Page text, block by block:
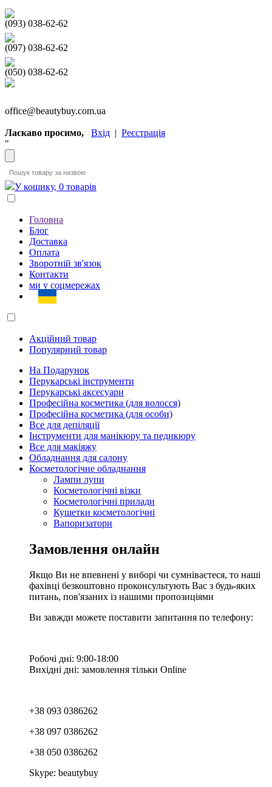
(093) 038-62-62
(097) 038-62-62
(050) 038-62-62
office@beautybuy.com.ua
Ласкаво просимо, Вхід | Реєстрація
"
У кошику, 0 товарів
Головна
Блог
Доставка
Оплата
Зворотній зв'язок
Контакти
ми у соцмережах
Акційний товар
Популярний товар
На Подарунок
Перукарські інструменти
Перукарські аксесуари
Професійна косметика (для волосся)
Професійна косметика (для особи)
Все для депіляції
Інструменти для манікюру та педикюру
Все для макіяжу
Обладнання для салону
Косметологічне обладнання
Лампи лупи
Косметологічні візки
Косметологічні прилади
Кушетки косметологічні
Вапоризатори
Замовлення онлайн
Якщо Ви не впевнені у виборі чи сумніваєтеся, то наші
фахівці безкоштовно проконсультують Вас з будь-яких
питань, пов'язаних із нашими пропозиціями
Ви завжди можете поставити запитання по телефону:
Робочі дні: 9:00-18:00
Вихідні дні: замовлення тільки Online
+38 093 0386262
+38 097 0386262
+38 050 0386262
Skype: beautybuy